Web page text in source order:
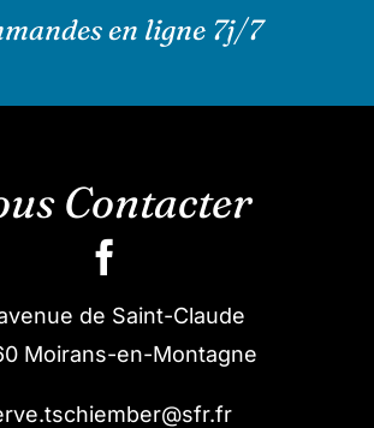
en ligne 7j/7
Contacter
de Saint-Claude
Moirans-en-Montagne